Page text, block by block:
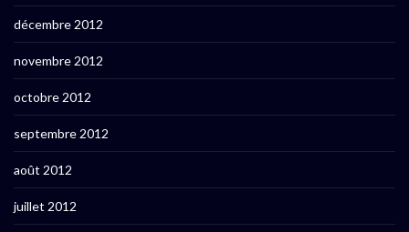
décembre 2012
novembre 2012
octobre 2012
septembre 2012
août 2012
juillet 2012